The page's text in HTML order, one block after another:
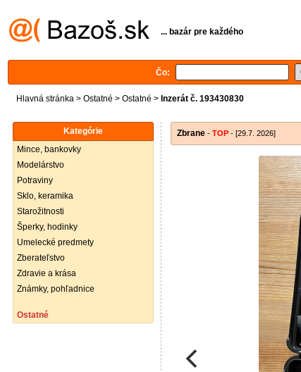
... bazár pre každého
Čo:
Hlavná stránka > Ostatné > Ostatné > Inzerát č. 193430830
Kategórie
Mince, bankovky
Modelárstvo
Potraviny
Sklo, keramika
Starožitnosti
Šperky, hodinky
Umelecké predmety
Zberateľstvo
Zdravie a krása
Známky, pohľadnice
Ostatné
Zbrane - TOP - [29.7. 2026]